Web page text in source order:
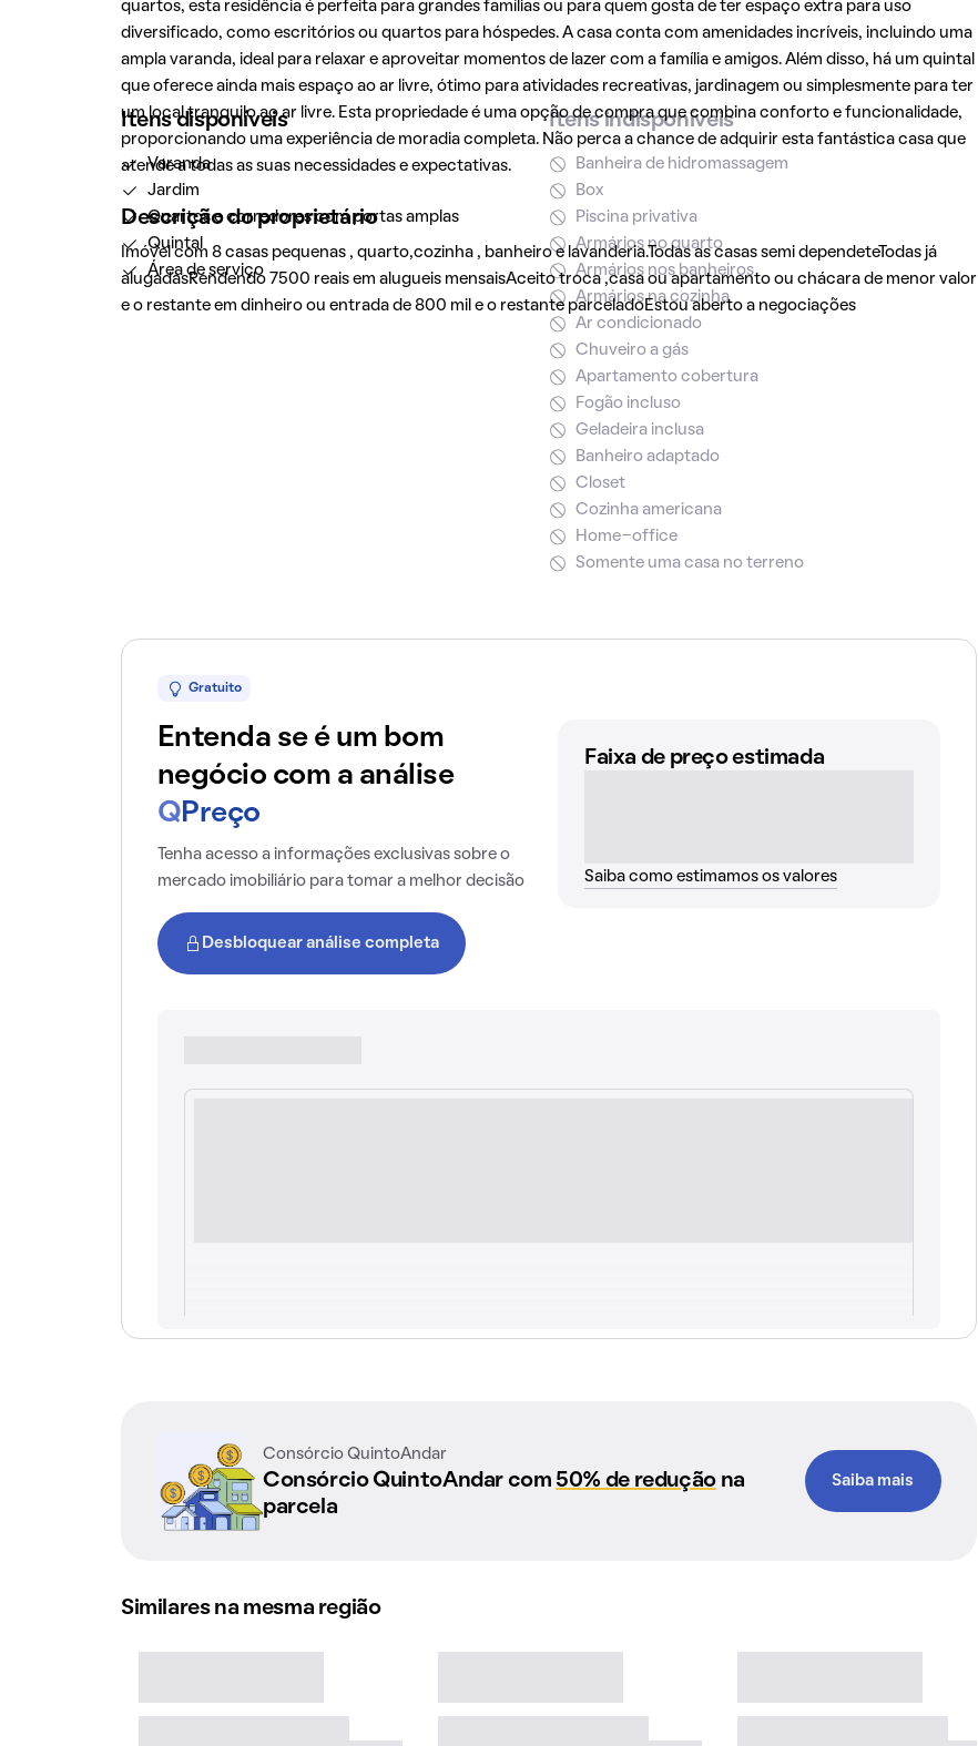
quartos, esta residência é perfeita para grandes famílias ou para quem gosta de ter espaço extra para uso
diversificado, como escritórios ou quartos para hóspedes. A casa conta com amenidades incríveis, incluindo uma
ampla varanda, ideal para relaxar e aproveitar momentos de lazer com a família e amigos. Além disso, há um quintal
que oferece ainda mais espaço ao ar livre, ótimo para atividades recreativas, jardinagem ou simplesmente para ter
um local tranquilo ao ar livre. Esta propriedade é uma opção de compra que combina conforto e funcionalidade,
proporcionando uma experiência de moradia completa. Não perca a chance de adquirir esta fantástica casa que
atende a todas as suas necessidades e expectativas.
Descrição do proprietário
Imóvel com 8 casas pequenas , quarto,cozinha , banheiro e lavanderia.Todas as casas semi dependeteTodas já
alugadasRendendo 7500 reais em alugueis mensaisAceito troca ,casa ou apartamento ou chácara de menor valor
e o restante em dinheiro ou entrada de 800 mil e o restante parceladoEstou aberto a negociações
Itens disponíveis
Varanda
Jardim
Quartos e corredores com portas amplas
Quintal
Área de serviço
Itens indisponíveis
Banheira de hidromassagem
Box
Piscina privativa
Armários no quarto
Armários nos banheiros
Armários na cozinha
Ar condicionado
Chuveiro a gás
Apartamento cobertura
Fogão incluso
Geladeira inclusa
Banheiro adaptado
Closet
Cozinha americana
Home-office
Somente uma casa no terreno
Gratuito
Entenda se é um bom
negócio com a análise
Q Preço
Tenha acesso a informações exclusivas sobre o
mercado imobiliário para tomar a melhor decisão
Desbloquear análise completa
Faixa de preço estimada
Saiba como estimamos os valores
Consórcio QuintoAndar
Consórcio QuintoAndar com 50% de reduçãona
parcela
Saiba mais
Similares na mesma região